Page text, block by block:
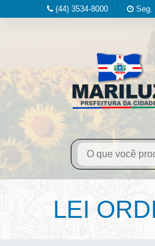
(44) 3534-8000 Seg.
LEI